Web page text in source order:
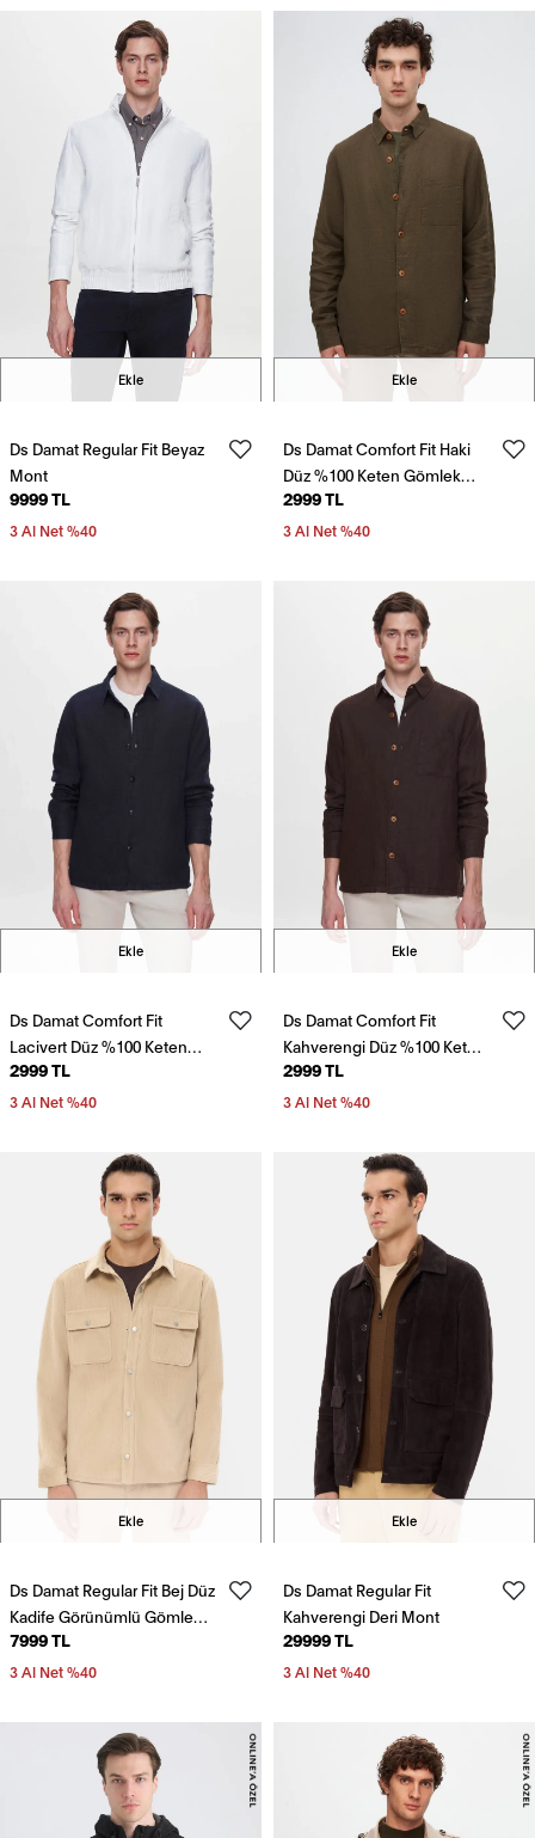
Ekle
Ds Damat Regular Fit Beyaz
Mont
9999 TL
3 Al Net %40
Ekle
Ds Damat Comfort Fit Haki
Düz %100 Keten Gömlek
Ceket
2999 TL
3 Al Net %40
Ekle
Ds Damat Comfort Fit
Lacivert Düz %100 Keten
Gömlek Ceket
2999 TL
3 Al Net %40
Ekle
Ds Damat Comfort Fit
Kahverengi Düz %100 Keten
Gömlek Ceket
2999 TL
3 Al Net %40
Ekle
Ds Damat Regular Fit Bej Düz
Kadife Görünümlü Gömlek
Mont
7999 TL
3 Al Net %40
Ekle
Ds Damat Regular Fit
Kahverengi Deri Mont
29999 TL
3 Al Net %40